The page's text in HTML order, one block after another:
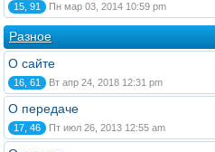
15, 91 Пн мар 03, 2014 10:59 pm
Разное
О сайте
16, 61 Вт апр 24, 2018 12:31 pm
О передаче
17, 46 Пт июл 26, 2013 12:55 am